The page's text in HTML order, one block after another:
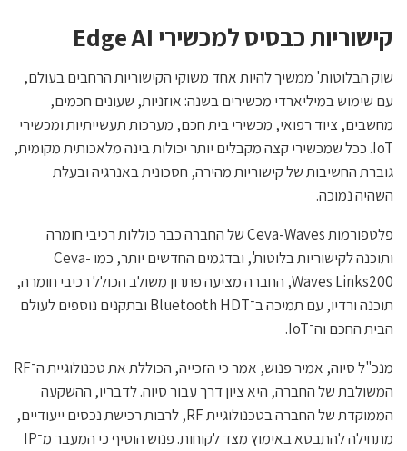
קישוריות כבסיס למכשירי Edge AI
שוק הבלוטות' ממשיך להיות אחד משוקי הקישוריות הרחבים בעולם,
עם שימוש במיליארדי מכשירים בשנה: אוזניות, שעונים חכמים,
מחשבים, ציוד רפואי, מכשירי בית חכם, מערכות תעשייתיות ומכשירי
IoT. ככל שמכשירי קצה מקבלים יותר יכולות בינה מלאכותית מקומית,
גוברת החשיבות של קישוריות מהירה, חסכונית באנרגיה ובעלת
השהיה נמוכה.
פלטפורמות Ceva-Waves של החברה כבר כוללות רכיבי חומרה
ותוכנה לקישוריות בלוטות', ובדגמים החדשים יותר, כמו Ceva-
Waves Links200, החברה מציעה פתרון משולב הכולל רכיבי חומרה,
תוכנה ורדיו, עם תמיכה ב־Bluetooth HDT ובתקנים נוספים לעולם
הבית החכם וה־IoT.
מנכ"ל סיוה, אמיר פנוש, אמר כי הזכייה, הכוללת את טכנולוגיית ה־RF
המשולבת של החברה, היא ציון דרך עבור סיוה. לדבריו, ההשקעה
הממוקדת של החברה בטכנולוגיית RF, לרבות רכישת נכסים ייעודיים,
מתחילה להתבטא באימוץ מצד לקוחות. פנוש הוסיף כי המעבר מ־IP